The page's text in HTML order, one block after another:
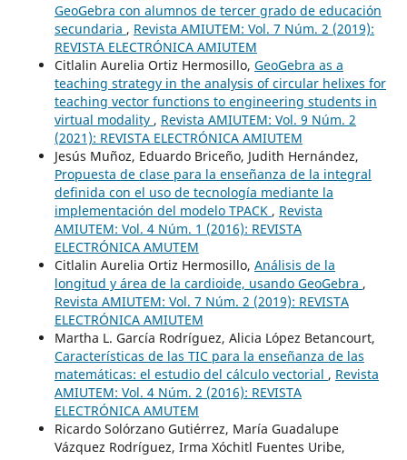
GeoGebra con alumnos de tercer grado de educación
secundaria , Revista AMIUTEM: Vol. 7 Núm. 2 (2019):
REVISTA ELECTRÓNICA AMIUTEM
Citlalin Aurelia Ortiz Hermosillo, GeoGebra as a
teaching strategy in the analysis of circular helixes for
teaching vector functions to engineering students in
virtual modality , Revista AMIUTEM: Vol. 9 Núm. 2
(2021): REVISTA ELECTRÓNICA AMIUTEM
Jesús Muñoz, Eduardo Briceño, Judith Hernández,
Propuesta de clase para la enseñanza de la integral
definida con el uso de tecnología mediante la
implementación del modelo TPACK , Revista
AMIUTEM: Vol. 4 Núm. 1 (2016): REVISTA
ELECTRÓNICA AMUTEM
Citlalin Aurelia Ortiz Hermosillo, Análisis de la
longitud y área de la cardioide, usando GeoGebra ,
Revista AMIUTEM: Vol. 7 Núm. 2 (2019): REVISTA
ELECTRÓNICA AMIUTEM
Martha L. García Rodríguez, Alicia López Betancourt,
Características de las TIC para la enseñanza de las
matemáticas: el estudio del cálculo vectorial , Revista
AMIUTEM: Vol. 4 Núm. 2 (2016): REVISTA
ELECTRÓNICA AMUTEM
Ricardo Solórzano Gutiérrez, María Guadalupe
Vázquez Rodríguez, Irma Xóchitl Fuentes Uribe,